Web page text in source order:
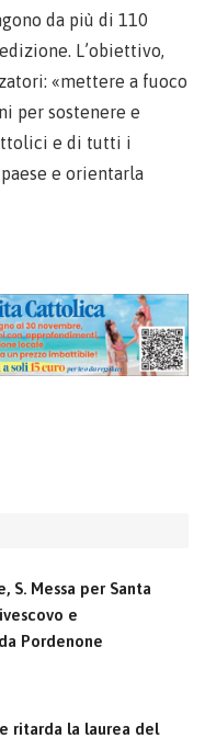
da più di 110
L’obiettivo,
«mettere a fuoco
per sostenere e
e di tutti i
e orientarla
S. Messa per Santa
e
Pordenone
ritarda la laurea del